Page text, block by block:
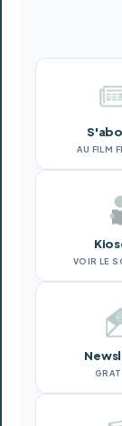
AU FILM
VOIR LE